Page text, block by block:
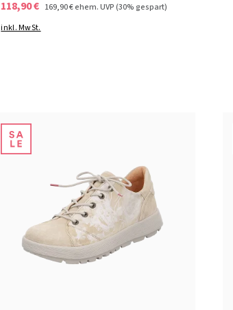
118,90 € 169,90 €ehem. UVP(30% gespart)
inkl. MwSt.